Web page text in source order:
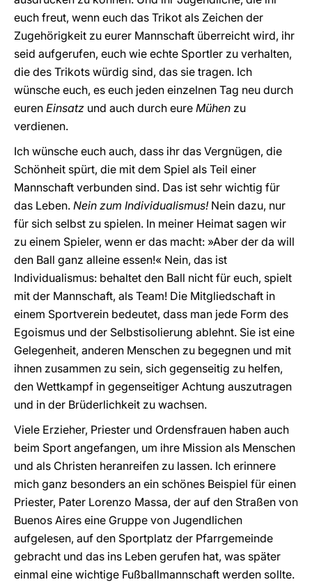
euch freut, wenn euch das Trikot als Zeichen der
Zugehörigkeit zu eurer Mannschaft überreicht wird, ihr
seid aufgerufen, euch wie echte Sportler zu verhalten,
die des Trikots würdig sind, das sie tragen. Ich
wünsche euch, es euch jeden einzelnen Tag neu durch
euren Einsatz und auch durch eure Mühen zu
verdienen.
Ich wünsche euch auch, dass ihr das Vergnügen, die
Schönheit spürt, die mit dem Spiel als Teil einer
Mannschaft verbunden sind. Das ist sehr wichtig für
das Leben. Nein zum Individualismus! Nein dazu, nur
für sich selbst zu spielen. In meiner Heimat sagen wir
zu einem Spieler, wenn er das macht: »Aber der da will
den Ball ganz alleine essen!« Nein, das ist
Individualismus: behaltet den Ball nicht für euch, spielt
mit der Mannschaft, als Team! Die Mitgliedschaft in
einem Sportverein bedeutet, dass man jede Form des
Egoismus und der Selbstisolierung ablehnt. Sie ist eine
Gelegenheit, anderen Menschen zu begegnen und mit
ihnen zusammen zu sein, sich gegenseitig zu helfen,
den Wettkampf in gegenseitiger Achtung auszutragen
und in der Brüderlichkeit zu wachsen.
Viele Erzieher, Priester und Ordensfrauen haben auch
beim Sport angefangen, um ihre Mission als Menschen
und als Christen heranreifen zu lassen. Ich erinnere
mich ganz besonders an ein schönes Beispiel für einen
Priester, Pater Lorenzo Massa, der auf den Straßen von
Buenos Aires eine Gruppe von Jugendlichen
aufgelesen, auf den Sportplatz der Pfarrgemeinde
gebracht und das ins Leben gerufen hat, was später
einmal eine wichtige Fußballmannschaft werden sollte.